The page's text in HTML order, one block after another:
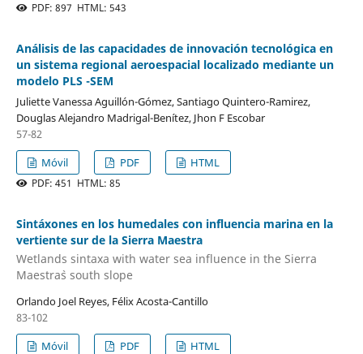
PDF: 897 HTML: 543
Análisis de las capacidades de innovación tecnológica en
un sistema regional aeroespacial localizado mediante un
modelo PLS -SEM
Juliette Vanessa Aguillón-Gómez, Santiago Quintero-Ramirez,
Douglas Alejandro Madrigal-Benítez, Jhon F Escobar
57-82
Móvil
PDF HTML
PDF: 451 HTML: 85
Sintáxones en los humedales con influencia marina en la
vertiente sur de la Sierra Maestra
Wetlands sintaxa with water sea influence in the Sierra
Maestra`s south slope
Orlando Joel Reyes, Félix Acosta-Cantillo
83-102
Móvil
PDF HTML